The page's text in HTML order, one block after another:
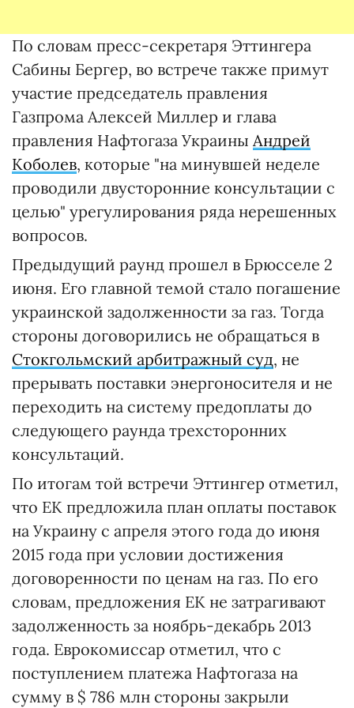
По словам пресс-секретаря Эттингера
Сабины Бергер, во встрече также примут
участие председатель правления
Газпрома Алексей Миллер и глава
правления Нафтогаза Украины Андрей
Коболев, которые "на минувшей неделе
проводили двусторонние консультации с
целью" урегулирования ряда нерешенных
вопросов.
Предыдущий раунд прошел в Брюсселе 2
июня. Его главной темой стало погашение
украинской задолженности за газ. Тогда
стороны договорились не обращаться в
Стокгольмский арбитражный суд, не
прерывать поставки энергоносителя и не
переходить на систему предоплаты до
следующего раунда трехсторонних
консультаций.
По итогам той встречи Эттингер отметил,
что ЕК предложила план оплаты поставок
на Украину с апреля этого года до июня
2015 года при условии достижения
договоренности по ценам на газ. По его
словам, предложения ЕК не затрагивают
задолженность за ноябрь-декабрь 2013
года. Еврокомиссар отметил, что с
поступлением платежа Нафтогаза на
сумму в $ 786 млн стороны закрыли